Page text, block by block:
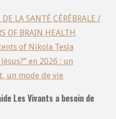
DE LA SANTÉ CÉRÉBRALE /
OF BRAIN HEALTH
of Nikola Tesla
en 2026 : un
un mode de vie
Les Vivants a besoin de